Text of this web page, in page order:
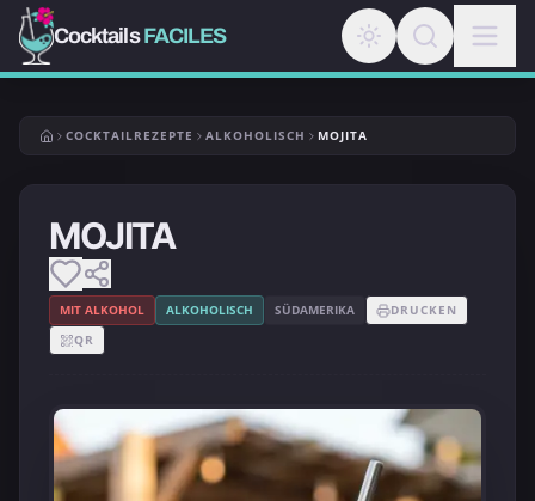
CocktailsFACILES
COCKTAILREZEPTE ALKOHOLISCH MOJITA
MOJITA
MIT ALKOHOL ALKOHOLISCH SÜDAMERIKA
DRUCKEN
QR